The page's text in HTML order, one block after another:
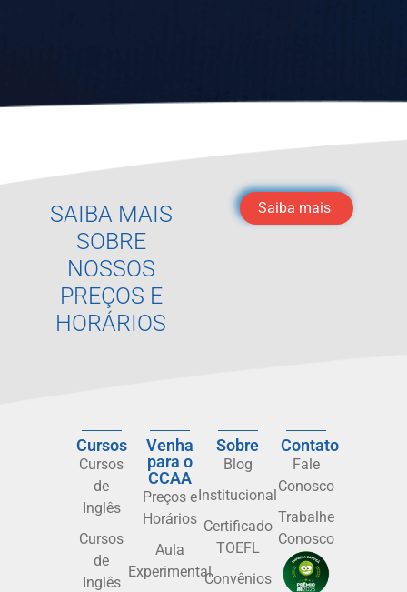
SAIBA MAIS
SOBRE
NOSSOS
PREÇOS E
HORÁRIOS
Saiba mais
Cursos
Cursos
de
Inglês
Cursos
de
Inglês
Venha
para o
CCAA
Preços e
Horários
Aula
Experimental
Sobre
Blog
Institucional
Certificado
TOEFL
Convênios
Contato
Fale
Conosco
Trabalhe
Conosco